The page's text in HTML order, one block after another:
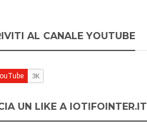
AL CANALE YOUTUBE
UN LIKE A IOTIFOINTER.IT